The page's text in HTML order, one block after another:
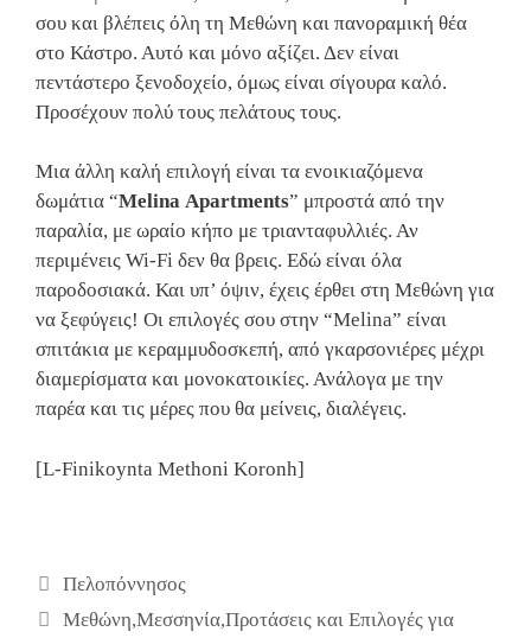
σου και βλέπεις όλη τη Μεθώνη και πανοραμική θέα
στο Κάστρο. Αυτό και μόνο αξίζει. Δεν είναι
πεντάστερο ξενοδοχείο, όμως είναι σίγουρα καλό.
Προσέχουν πολύ τους πελάτους τους.
Μια άλλη καλή επιλογή είναι τα ενοικιαζόμενα
δωμάτια “Melina Apartments” μπροστά από την
παραλία, με ωραίο κήπο με τριανταφυλλιές. Αν
περιμένεις Wi-Fi δεν θα βρεις. Εδώ είναι όλα
παροδοσιακά. Και υπ’ όψιν, έχεις έρθει στη Μεθώνη για
να ξεφύγεις! Οι επιλογές σου στην “Melina” είναι
σπιτάκια με κεραμμυδοσκεπή, από γκαρσονιέρες μέχρι
διαμερίσματα και μονοκατοικίες. Ανάλογα με την
παρέα και τις μέρες που θα μείνεις, διαλέγεις.
[L-Finikoynta Methoni Koronh]
Κατηγορίες
Πελοπόννησος
Ετικέτες
Μεθώνη,Μεσσηνία,Προτάσεις και Επιλογές για